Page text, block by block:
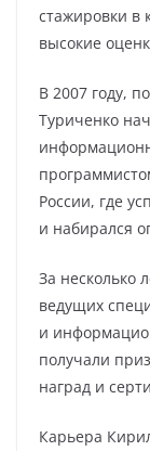
стажировки в
высокие
В 2007 году,
Туриченко
России, где
и набирался
За несколько
ведущих
и
получали
наград и
Карьера